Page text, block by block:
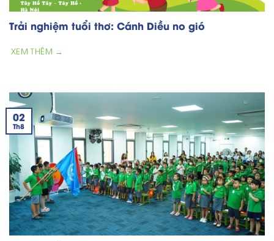
Trải nghiệm tuổi thơ: Cánh Diều no gió
XEM THÊM →
02
Th8